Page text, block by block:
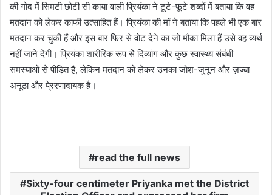
की गोद में सिमटी छोटी सी काया वाली प्रियंका ने टूटे-फूटे शब्दों में बताया कि वह
मतदान को लेकर काफी उत्साहित हैं। प्रियंका की माॅं ने बताया कि पहले भी एक बार
मतदान कर चुकी हैं और इस बार फिर से वोट देने का जो मौका मिला हैं उसे वह व्यर्थ
नहीं जाने देगी। प्रियंका शारीरिक रूप सेे दिव्यांग और कुछ स्वास्थ्य संबंधी
समस्याओं से पीड़ित हैं, लेकिन मतदान को लेकर उनका जोश-जुनून और ज़ज्बा
अनूठा और पे्ररणादायक है।
read the full news
Sixty-four centimeter Priyanka met the District